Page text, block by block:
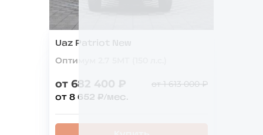
Uaz Patriot New
Оптимум 2.7 5МТ (150 л.с.)
от 682 400 ₽ от 1 613 000 ₽
от 8 652 ₽/мес.